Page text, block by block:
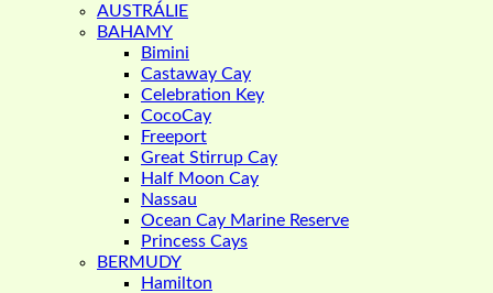
AUSTRÁLIE
BAHAMY
Bimini
Castaway Cay
Celebration Key
CocoCay
Freeport
Great Stirrup Cay
Half Moon Cay
Nassau
Ocean Cay Marine Reserve
Princess Cays
BERMUDY
Hamilton